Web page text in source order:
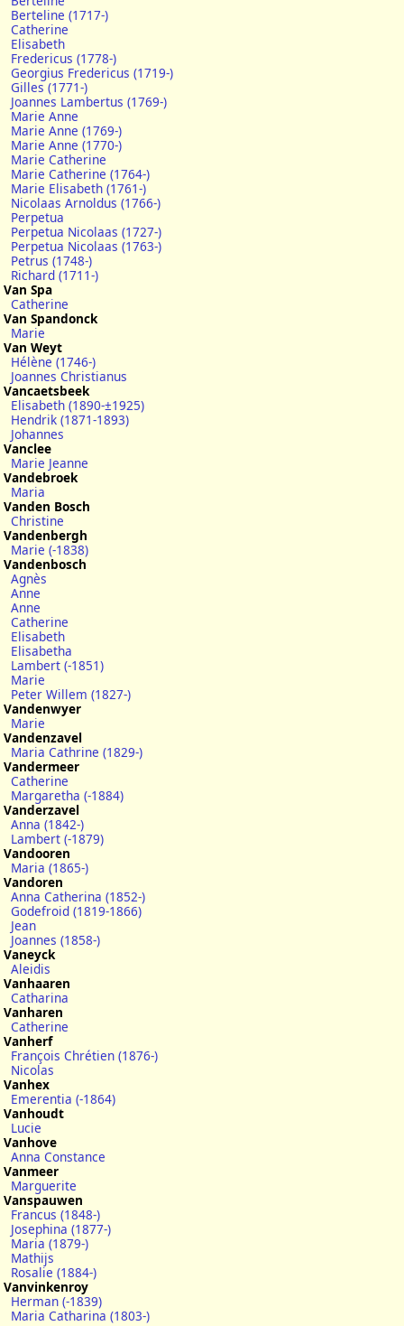
Berteline (1717-)
Catherine
Elisabeth
Fredericus (1778-)
Georgius Fredericus (1719-)
Gilles (1771-)
Joannes Lambertus (1769-)
Marie Anne
Marie Anne (1769-)
Marie Anne (1770-)
Marie Catherine
Marie Catherine (1764-)
Marie Elisabeth (1761-)
Nicolaas Arnoldus (1766-)
Perpetua
Perpetua Nicolaas (1727-)
Perpetua Nicolaas (1763-)
Petrus (1748-)
Richard (1711-)
Van Spa
Catherine
Van Spandonck
Marie
Van Weyt
Hélène (1746-)
Joannes Christianus
Vancaetsbeek
Elisabeth (1890-±1925)
Hendrik (1871-1893)
Johannes
Vanclee
Marie Jeanne
Vandebroek
Maria
Vanden Bosch
Christine
Vandenbergh
Marie (-1838)
Vandenbosch
Agnès
Anne
Anne
Catherine
Elisabeth
Elisabetha
Lambert (-1851)
Marie
Peter Willem (1827-)
Vandenwyer
Marie
Vandenzavel
Maria Cathrine (1829-)
Vandermeer
Catherine
Margaretha (-1884)
Vanderzavel
Anna (1842-)
Lambert (-1879)
Vandooren
Maria (1865-)
Vandoren
Anna Catherina (1852-)
Godefroid (1819-1866)
Jean
Joannes (1858-)
Vaneyck
Aleidis
Vanhaaren
Catharina
Vanharen
Catherine
Vanherf
François Chrétien (1876-)
Nicolas
Vanhex
Emerentia (-1864)
Vanhoudt
Lucie
Vanhove
Anna Constance
Vanmeer
Marguerite
Vanspauwen
Francus (1848-)
Josephina (1877-)
Maria (1879-)
Mathijs
Rosalie (1884-)
Vanvinkenroy
Herman (-1839)
Maria Catharina (1803-)